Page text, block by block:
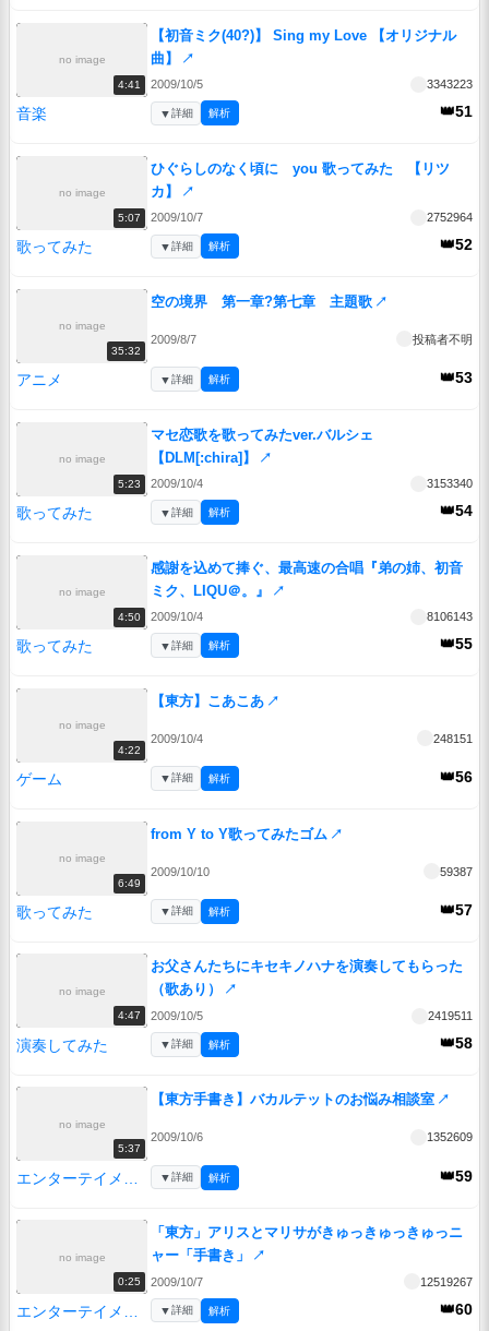
no image
4:41
【初音ミク(40?)】 Sing my Love 【オリジナル
曲】
↗
2009/10/5 3343223
音楽 👑51
▼詳細 解析
no image
5:07
ひぐらしのなく頃に you 歌ってみた 【リツ
カ】
↗
2009/10/7 2752964
歌ってみた 👑52
▼詳細 解析
no image
35:32
空の境界 第一章?第七章 主題歌 ↗
2009/8/7 投稿者不明
アニメ 👑53
▼詳細 解析
no image
5:23
マセ恋歌を歌ってみたver.バルシェ
【DLM[:chira]】
↗
2009/10/4 3153340
歌ってみた 👑54
▼詳細 解析
no image
4:50
感謝を込めて捧ぐ、最高速の合唱『弟の姉、初音
ミク、LIQU＠。』
↗
2009/10/4 8106143
歌ってみた 👑55
▼詳細 解析
no image
4:22
【東方】こあこあ ↗
2009/10/4 248151
ゲーム 👑56
▼詳細 解析
no image
6:49
from Y to Y歌ってみたゴム ↗
2009/10/10 59387
歌ってみた 👑57
▼詳細 解析
no image
4:47
お父さんたちにキセキノハナを演奏してもらった
（歌あり）
↗
2009/10/5 2419511
演奏してみた 👑58
▼詳細 解析
no image
5:37
【東方手書き】バカルテットのお悩み相談室 ↗
2009/10/6 1352609
👑59
▼詳細 解析
no image
0:25
「東方」アリスとマリサがきゅっきゅっきゅっニ
ャー「手書き」
↗
2009/10/7 12519267
👑60
▼詳細 解析